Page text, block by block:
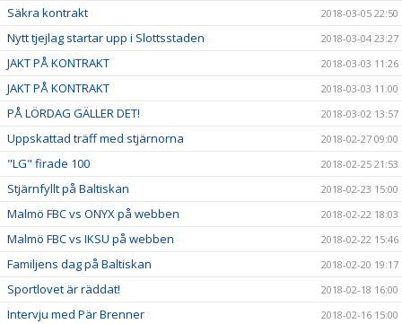
Säkra kontrakt 2018-03-05 22:50
Nytt tjejlag startar upp i Slottsstaden 2018-03-04 23:27
JAKT PÅ KONTRAKT 2018-03-03 11:26
JAKT PÅ KONTRAKT 2018-03-03 11:00
PÅ LÖRDAG GÄLLER DET! 2018-03-02 13:57
Uppskattad träff med stjärnorna 2018-02-27 09:00
"LG" firade 100 2018-02-25 21:53
Stjärnfyllt på Baltiskan 2018-02-23 15:00
Malmö FBC vs ONYX på webben 2018-02-22 18:03
Malmö FBC vs IKSU på webben 2018-02-22 15:46
Familjens dag på Baltiskan 2018-02-20 19:17
Sportlovet är räddat! 2018-02-18 16:00
Intervju med Pär Brenner 2018-02-16 15:00